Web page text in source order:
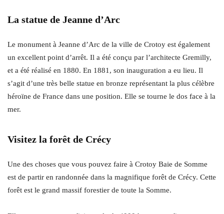
La statue de Jeanne d’Arc
Le monument à Jeanne d’Arc de la ville de Crotoy est également
un excellent point d’arrêt. Il a été conçu par l’architecte Gremilly,
et a été réalisé en 1880. En 1881, son inauguration a eu lieu. Il
s’agit d’une très belle statue en bronze représentant la plus célèbre
héroïne de France dans une position. Elle se tourne le dos face à la
mer.
Visitez la forêt de Crécy
Une des choses que vous pouvez faire à Crotoy Baie de Somme
est de partir en randonnée dans la magnifique forêt de Crécy. Cette
forêt est le grand massif forestier de toute la Somme.